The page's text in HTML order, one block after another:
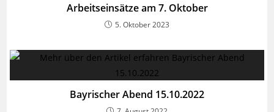
Arbeitseinsätze am 7. Oktober
5. Oktober 2023
Bayrischer Abend 15.10.2022